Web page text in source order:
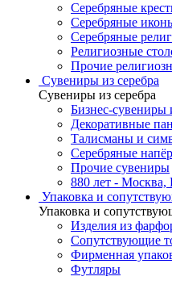
Серебряные
Серебряные
Серебряные
Религиозные
Прочие
Сувениры из серебра
Сувениры из серебра
Бизнес-сувениры
Декоративные
Талисманы и
Серебряные
Прочие сувениры
880 лет - Москва,
Упаковка и
Упаковка и
Изделия из
Сопутствующие
Фирменная
Футляры